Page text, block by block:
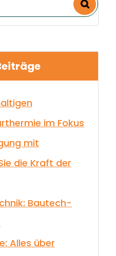
im Fokus
mit
die Kraft der
Bautech-
Alles über